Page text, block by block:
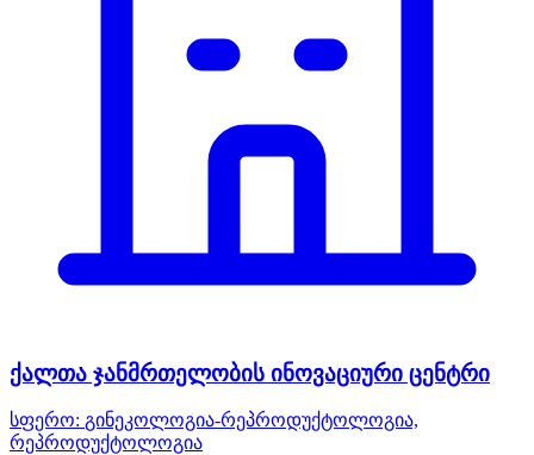
ქალთა ჯანმრთელობის ინოვაციური ცენტრი
სფერო: გინეკოლოგია-რეპროდუქტოლოგია,
რეპროდუქტოლოგია